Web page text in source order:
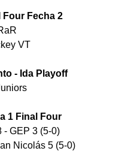
Four Fecha 2
VT
- Ida Playoff
1 Final Four
- GEP 3 (5-0)
Nicolás 5 (5-0)